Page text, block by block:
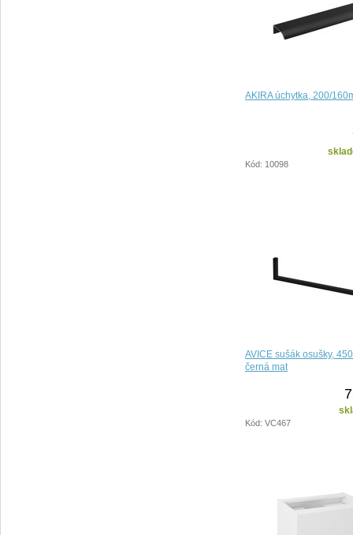
AKIRA úchytka, 200/
Kód: 10098
AVICE sušák osušky,
černá mat
Kód: VC467